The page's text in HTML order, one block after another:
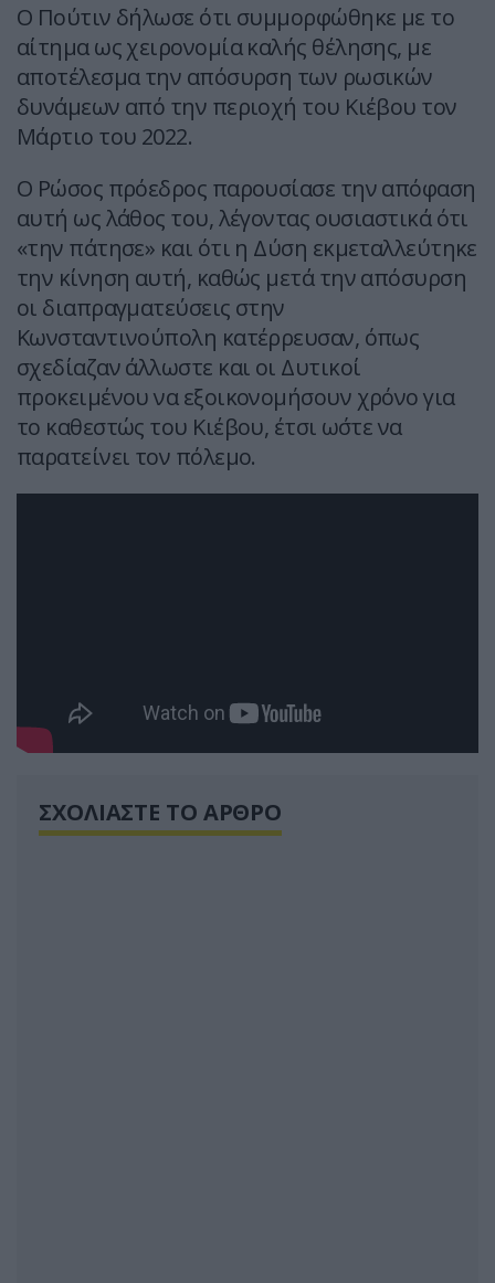
Ο Πούτιν δήλωσε ότι συμμορφώθηκε με το
αίτημα ως χειρονομία καλής θέλησης, με
αποτέλεσμα την απόσυρση των ρωσικών
δυνάμεων από την περιοχή του Κιέβου τον
Μάρτιο του 2022.
Ο Ρώσος πρόεδρος παρουσίασε την απόφαση
αυτή ως λάθος του, λέγοντας ουσιαστικά ότι
«την πάτησε» και ότι η Δύση εκμεταλλεύτηκε
την κίνηση αυτή, καθώς μετά την απόσυρση
οι διαπραγματεύσεις στην
Κωνσταντινούπολη κατέρρευσαν, όπως
σχεδίαζαν άλλωστε και οι Δυτικοί
προκειμένου να εξοικονομήσουν χρόνο για
το καθεστώς του Κιέβου, έτσι ω΄στε να
παρατείνει τον πόλεμο.
ΣΧΟΛΙΑΣΤΕ ΤΟ ΑΡΘΡΟ